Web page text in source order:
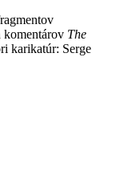
komentárov The
karikatúr: Serge